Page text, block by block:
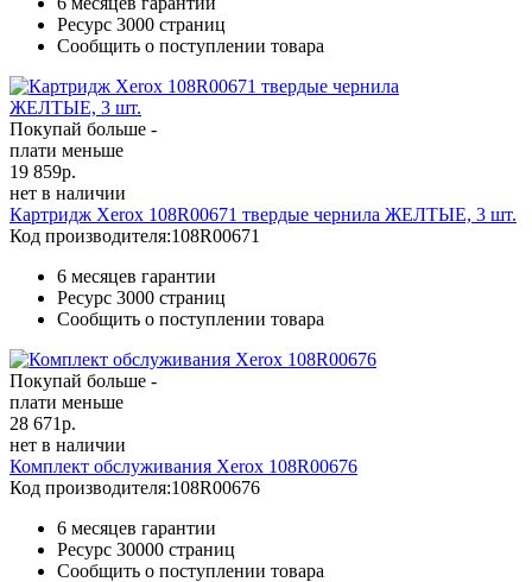
Ресурс 3000 страниц
Сообщить о поступлении товара
Покупай больше -
плати меньше
19 859р.
нет в наличии
Картридж Xerox 108R00671 твердые чернила ЖЕЛТЫЕ, 3 шт.
Код производителя:108R00671
6 месяцев гарантии
Ресурс 3000 страниц
Сообщить о поступлении товара
Покупай больше -
плати меньше
28 671р.
нет в наличии
Комплект обслуживания Xerox 108R00676
Код производителя:108R00676
6 месяцев гарантии
Ресурс 30000 страниц
Сообщить о поступлении товара